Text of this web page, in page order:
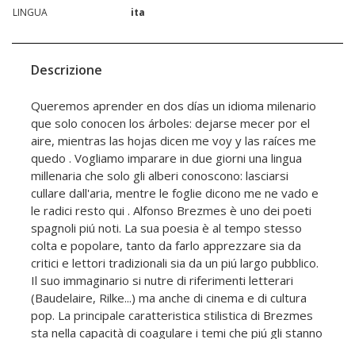
LINGUA
ita
Descrizione
Queremos aprender en dos días un idioma milenario
que solo conocen los árboles: dejarse mecer por el
aire, mientras las hojas dicen me voy y las raíces me
quedo . Vogliamo imparare in due giorni una lingua
millenaria che solo gli alberi conoscono: lasciarsi
cullare dall'aria, mentre le foglie dicono me ne vado e
le radici resto qui . Alfonso Brezmes è uno dei poeti
spagnoli piú noti. La sua poesia è al tempo stesso
colta e popolare, tanto da farlo apprezzare sia da
critici e lettori tradizionali sia da un piú largo pubblico.
Il suo immaginario si nutre di riferimenti letterari
(Baudelaire, Rilke...) ma anche di cinema e di cultura
pop. La principale caratteristica stilistica di Brezmes
sta nella capacità di coagulare i temi che piú gli stanno